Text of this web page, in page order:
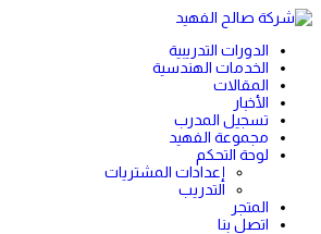
الدورات التدريبية
الخدمات الهندسية
المقالات
الأخبار
تسجيل المدرب
مجموعة الفهيد
لوحة التحكم
إعدادات المشتريات
التدريب
المتجر
اتصل بنا